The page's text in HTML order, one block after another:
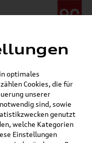
- 13:00 Uhr
- 13:00 Uhr
optimales
Cookies, die für
unserer
sind, sowie
genutzt
welche Kategorien
Einstellungen